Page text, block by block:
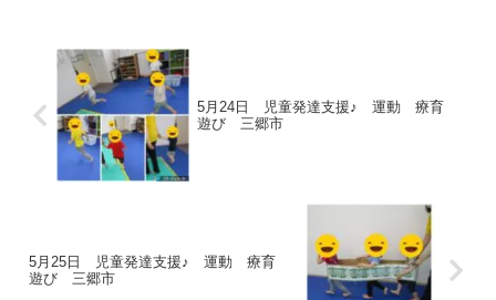
5月24日 児童発達支援♪ 運動 療育
遊び 三郷市
5月25日 児童発達支援♪ 運動 療育
遊び 三郷市